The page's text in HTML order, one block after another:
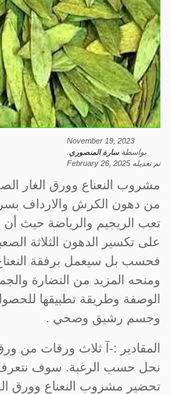
November 19, 2023
بواسطةسارة المنصوري
تم تعديله February 26, 2025
مشروب النعناع وورق الغار
من دهون الكرش والارداف
تعب الريجيم والرياضة حيث أن
على تكسير الدهون الثلاثة
فحسب بل سيعمل برفقة
ومنحه المزيد من النضارة
الوصفة وطريقة تطبيقها
وجسم رشيق وصحي .
المقادير :-آ ثلاث ورقات من
نحل حسب الرغبة. سوف
تحضير مشروب النعناع وورق